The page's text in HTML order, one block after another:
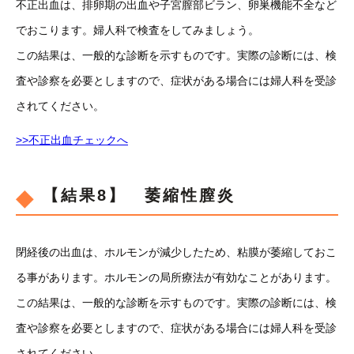
不正出血は、排卵期の出血や子宮膣部ビラン、卵巣機能不全など
でおこります。婦人科で検査をしてみましょう。
この結果は、一般的な診断を示すものです。実際の診断には、検
査や診察を必要としますので、症状がある場合には婦人科を受診
されてください。
>>不正出血チェックへ
【結果8】 萎縮性膣炎
閉経後の出血は、ホルモンが減少したため、粘膜が萎縮しておこ
る事があります。ホルモンの局所療法が有効なことがあります。
この結果は、一般的な診断を示すものです。実際の診断には、検
査や診察を必要としますので、症状がある場合には婦人科を受診